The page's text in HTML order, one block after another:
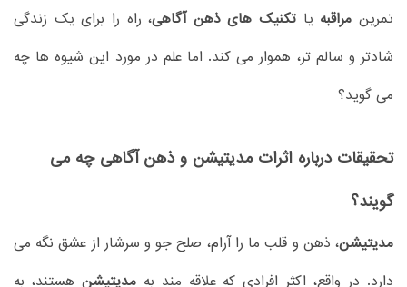
تمرین مراقبه یا تکنیک های ذهن آگاهی، راه را برای یک زندگی
شادتر و سالم تر، هموار می کند. اما علم در مورد این شیوه ها چه
می گوید؟
تحقیقات درباره اثرات مدیتیشن و ذهن آگاهی چه می
گویند؟
مدیتیشن، ذهن و قلب ما را آرام، صلح جو و سرشار از عشق نگه می
دارد. در واقع، اکثر افرادی که علاقه مند بهمدیتیشن هستند، به